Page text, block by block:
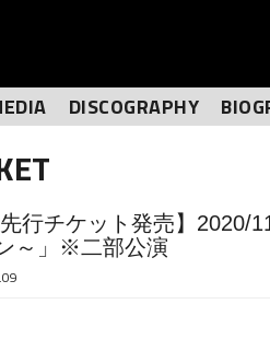
DISCOGRAPHY
先行チケット発売】
～」※二部公演